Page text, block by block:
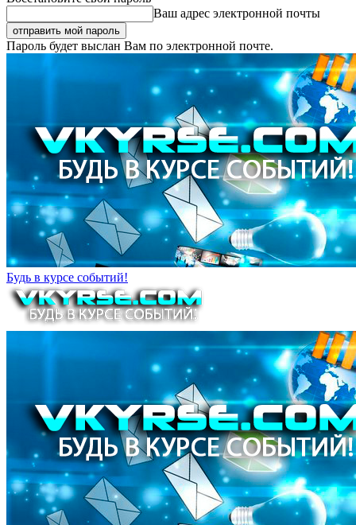
Ваш адрес электронной почты
Пароль будет выслан Вам по электронной почте.
Будь в курсе событий!